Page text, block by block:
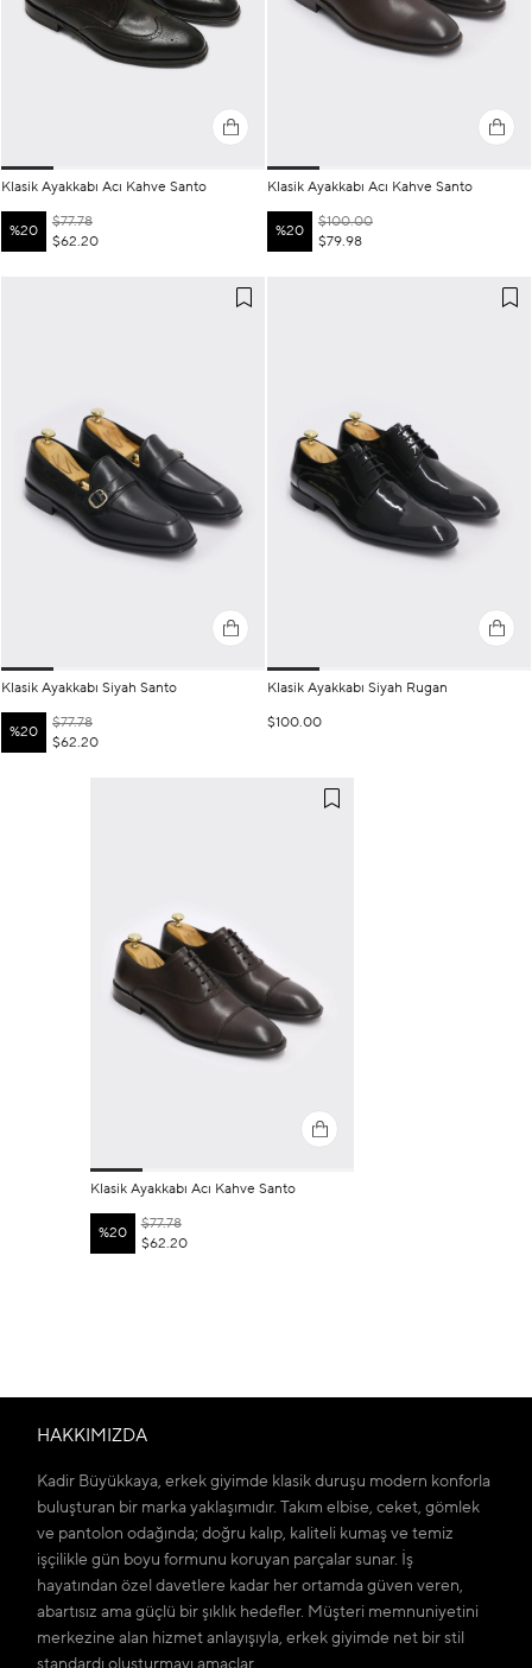
Klasik Ayakkabı Acı Kahve Santo
%20
$62.20
$77.78
Klasik Ayakkabı Acı Kahve Santo
%20
$79.98
$100.00
Klasik Ayakkabı Siyah Santo
%20
$62.20
$77.78
Klasik Ayakkabı Siyah Rugan
$100.00
Klasik Ayakkabı Acı Kahve Santo
%20
$62.20
$77.78
HAKKIMIZDA
Kadir Büyükkaya, erkek giyimde klasik duruşu modern konforla
buluşturan bir marka yaklaşımıdır. Takım elbise, ceket, gömlek
ve pantolon odağında; doğru kalıp, kaliteli kumaş ve temiz
işçilikle gün boyu formunu koruyan parçalar sunar. İş
hayatından özel davetlere kadar her ortamda güven veren,
abartısız ama güçlü bir şıklık hedefler. Müşteri memnuniyetini
merkezine alan hizmet anlayışıyla, erkek giyimde net bir stil
standardı oluşturmayı amaçlar.